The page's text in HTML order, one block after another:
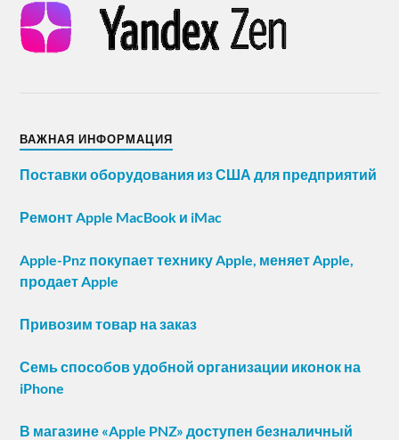
ВАЖНАЯ ИНФОРМАЦИЯ
Поставки оборудования из США для предприятий
Ремонт Apple MacBook и iMac
Apple-Pnz покупает технику Apple, меняет Apple,
продает Apple
Привозим товар на заказ
Семь способов удобной организации иконок на
iPhone
В магазине «Apple PNZ» доступен безналичный